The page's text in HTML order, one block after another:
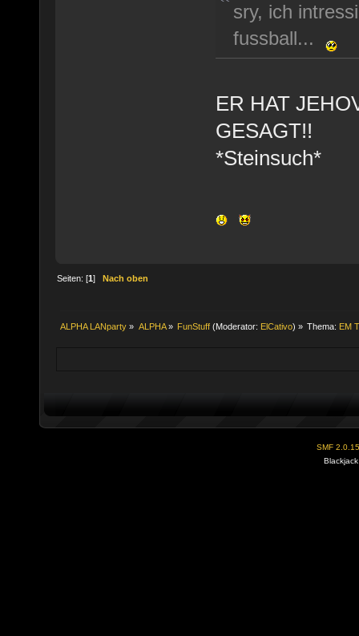
sry, ich
fussball...
ER HAT
GESAGT!!
*Steinsuch*
Seiten: [1] Nach oben
ALPHA LANparty » ALPHA» FunStuff(Moderator: ElCativo) » Thema: EM
SMF 2.0.15